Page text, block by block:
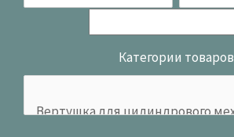
Категории товаров